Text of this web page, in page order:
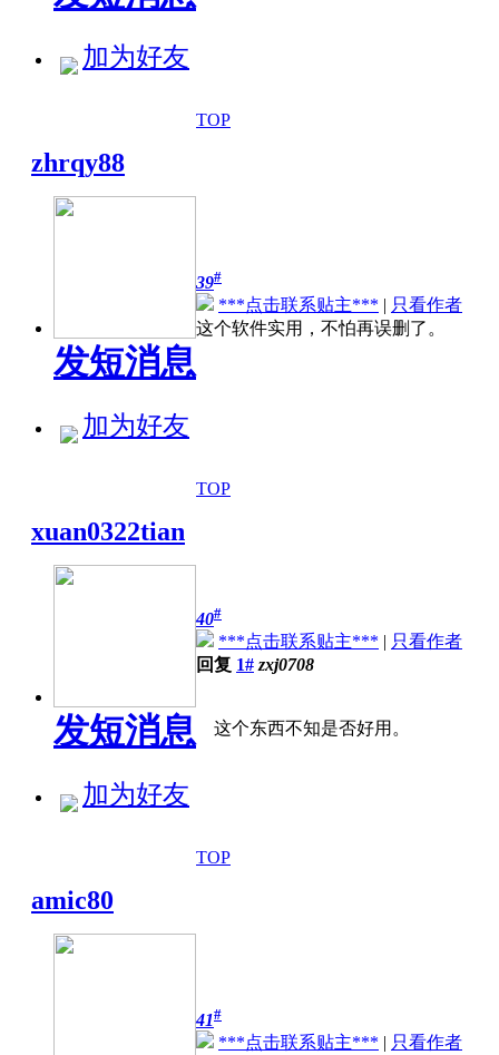
加为好友
TOP
zhrqy88
发短消息
加为好友
39#
***点击联系贴主*** | 只看作者
这个软件实用，不怕再误删了。
TOP
xuan0322tian
发短消息
加为好友
40#
***点击联系贴主*** | 只看作者
回复 1# zxj0708
这个东西不知是否好用。
TOP
amic80
41#
***点击联系贴主*** | 只看作者